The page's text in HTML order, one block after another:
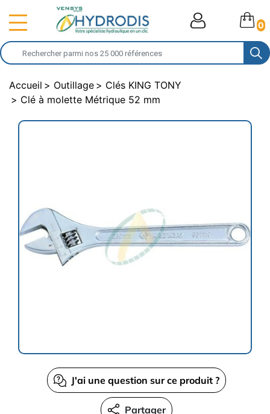
0
Accueil Outillage
Clés KING TONY
Clé à molette Métrique 52 mm
J'ai une question sur ce produit ?
Partager